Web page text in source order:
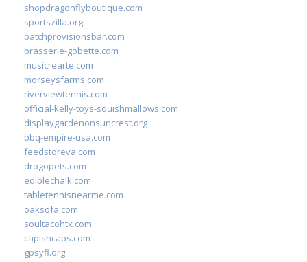
shopdragonflyboutique.com
sportszilla.org
batchprovisionsbar.com
brasserie-gobette.com
musicrearte.com
morseysfarms.com
riverviewtennis.com
official-kelly-toys-squishmallows.com
displaygardenonsuncrest.org
bbq-empire-usa.com
feedstoreva.com
drogopets.com
ediblechalk.com
tabletennisnearme.com
oaksofa.com
soultacohtx.com
capishcaps.com
gpsyfl.org